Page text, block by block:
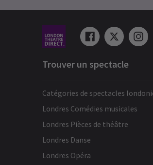
Trouver un spectacle
Catégories de spectacles
Londres Comédies musicales
Londres Pièces de théâtre
Londres Danse
Londres Opéra